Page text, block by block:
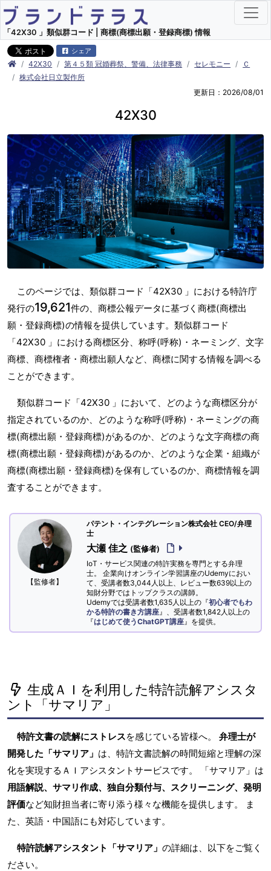
「42X30 」類似群コード | 商標(商標出願・登録商標) 情報
シェア
42X30 第４５類 冠婚葬祭、警備、法律事務 セレモニー
Ｃ
株式会社日立製作所
更新日：2026/08/01
42X30
このページでは、類似群コード「42X30 」における特許庁
発行の19,621件の、商標公報データに基づく商標(商標出
願・登録商標)の情報を提供しています。類似群コード
「42X30 」における商標区分、称呼(呼称)・ネーミング、文字
商標、商標権者・商標出願人など、商標に関する情報を調べる
ことができます。
類似群コード「42X30 」において、どのような商標区分が
指定されているのか、どのような称呼(呼称)・ネーミングの商
標(商標出願・登録商標)があるのか、どのような文字商標の商
標(商標出願・登録商標)があるのか、どのような企業・組織が
商標(商標出願・登録商標)を保有しているのか、商標情報を調
査することができます。
【監修者】
パテント・インテグレーション株式会社 CEO/弁理
士
大瀬 佳之 (監修者)
IoT・サービス関連の特許実務を専門とする弁理
士。 企業向けオンライン学習講座のUdemyにおい
て、受講者数3,044人以上、レビュー数639以上の
知財分野ではトップクラスの講師。
Udemyでは受講者数1,635人以上の『初心者でもわ
かる特許の書き方講座』、受講者数1,842人以上の
『はじめて使うChatGPT講座』を提供。
生成ＡＩを利用した特許読解アシスタ
ント「サマリア」
特許文書の読解にストレスを感じている皆様へ。 弁理士が
開発した「サマリア」 は、特許文書読解の時間短縮と理解の深
化を実現するＡＩアシスタントサービスです。 「サマリア」は
用語解説、サマリ作成、独自分類付与、スクリーニング、発明
評価など知財担当者に寄り添う様々な機能を提供します。 ま
た、英語・中国語にも対応しています。
特許読解アシスタント「サマリア」 の詳細は、以下をご覧く
ださい。